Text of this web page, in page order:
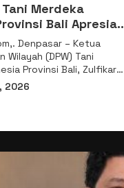
Tani Merdeka
Bali
Dr. Sudaryono
Badan Gizi
Denpasar – Ketua
Wilayah (DPW) Tani
Provinsi Bali, Zulfikar
ucapan
2026